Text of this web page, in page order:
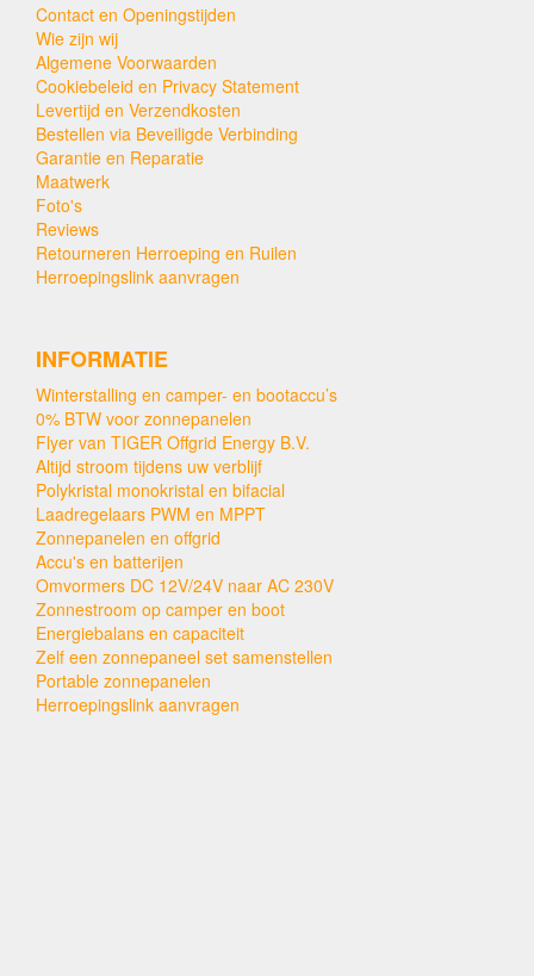
Contact en Openingstijden
Wie zijn wij
Algemene Voorwaarden
Cookiebeleid en Privacy Statement
Levertijd en Verzendkosten
Bestellen via Beveiligde Verbinding
Garantie en Reparatie
Maatwerk
Foto's
Reviews
Retourneren Herroeping en Ruilen
Herroepingslink aanvragen
INFORMATIE
Winterstalling en camper- en bootaccu’s
0% BTW voor zonnepanelen
Flyer van TIGER Offgrid Energy B.V.
Altijd stroom tijdens uw verblijf
Polykristal monokristal en bifacial
Laadregelaars PWM en MPPT
Zonnepanelen en offgrid
Accu's en batterijen
Omvormers DC 12V/24V naar AC 230V
Zonnestroom op camper en boot
Energiebalans en capaciteit
Zelf een zonnepaneel set samenstellen
Portable zonnepanelen
Herroepingslink aanvragen